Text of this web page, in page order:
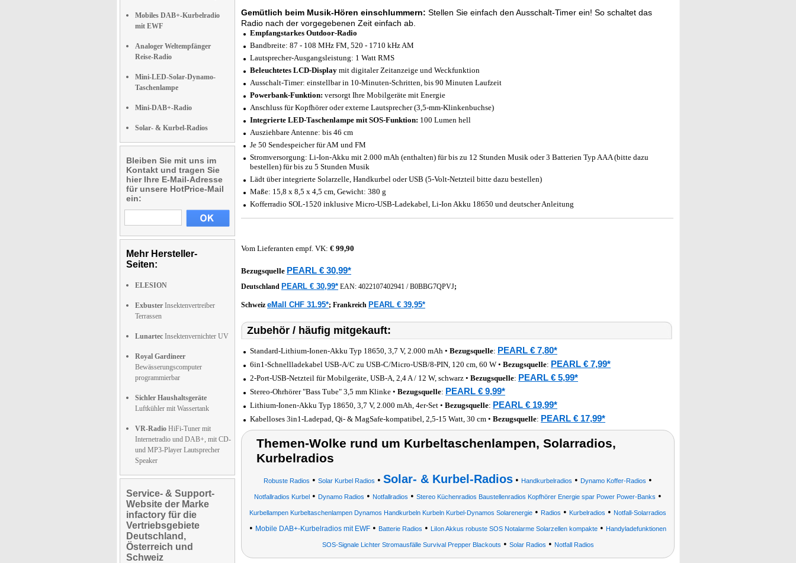
Mobiles DAB+-Kurbelradio
mit EWF
Analoger Weltempfänger
Reise-Radio
Mini-LED-Solar-Dynamo-
Taschenlampe
Mini-DAB+-Radio
Solar- & Kurbel-Radios
Bleiben Sie mit uns im
Kontakt und tragen Sie
hier Ihre E-Mail-Adresse
für unsere HotPrice-Mail
ein:
Mehr Hersteller-
Seiten:
ELESION
Exbuster Insektenvertreiber
Terrassen
Lunartec Insektenvernichter UV
Royal Gardineer
Bewässerungscomputer
programmierbar
Sichler Haushaltsgeräte
Luftkühler mit Wassertank
VR-Radio HiFi-Tuner mit
Internetradio und DAB+, mit CD-
und MP3-Player Lautsprecher
Speaker
Service- & Support-
Website der Marke
infactory für die
Vertriebsgebiete
Deutschland,
Österreich und
Schweiz
Gemütlich beim Musik-Hören einschlummern: Stellen Sie einfach den Ausschalt-Timer ein! So schaltet das
Radio nach der vorgegebenen Zeit einfach ab.
Empfangstarkes Outdoor-Radio
Bandbreite: 87 - 108 MHz FM, 520 - 1710 kHz AM
Lautsprecher-Ausgangsleistung: 1 Watt RMS
Beleuchtetes LCD-Display mit digitaler Zeitanzeige und Weckfunktion
Ausschalt-Timer: einstellbar in 10-Minuten-Schritten, bis 90 Minuten Laufzeit
Powerbank-Funktion: versorgt Ihre Mobilgeräte mit Energie
Anschluss für Kopfhörer oder externe Lautsprecher (3,5-mm-Klinkenbuchse)
Integrierte LED-Taschenlampe mit SOS-Funktion: 100 Lumen hell
Ausziehbare Antenne: bis 46 cm
Je 50 Sendespeicher für AM und FM
Stromversorgung: Li-Ion-Akku mit 2.000 mAh (enthalten) für bis zu 12 Stunden Musik oder 3 Batterien Typ AAA (bitte dazu
bestellen) für bis zu 5 Stunden Musik
Lädt über integrierte Solarzelle, Handkurbel oder USB (5-Volt-Netzteil bitte dazu bestellen)
Maße: 15,8 x 8,5 x 4,5 cm, Gewicht: 380 g
Kofferradio SOL-1520 inklusive Micro-USB-Ladekabel, Li-Ion Akku 18650 und deutscher Anleitung
Vom Lieferanten empf. VK: € 99,90
Bezugsquelle PEARL € 30,99*
Deutschland PEARL € 30,99* EAN: 4022107402941 /B0BBG7QPVJ;
Schweiz eMall CHF 31.95*; Frankreich PEARL € 39,95*
Zubehör / häufig mitgekauft:
Standard-Lithium-Ionen-Akku Typ 18650, 3,7 V, 2.000 mAh • Bezugsquelle: PEARL € 7,80*
6in1-Schnellladekabel USB-A/C zu USB-C/Micro-USB/8-PIN, 120 cm, 60 W • Bezugsquelle: PEARL € 7,99*
2-Port-USB-Netzteil für Mobilgeräte, USB-A, 2,4 A / 12 W, schwarz • Bezugsquelle: PEARL € 5,99*
Stereo-Ohrhörer "Bass Tube" 3,5 mm Klinke • Bezugsquelle: PEARL € 9,99*
Lithium-Ionen-Akku Typ 18650, 3,7 V, 2.000 mAh, 4er-Set • Bezugsquelle: PEARL € 19,99*
Kabelloses 3in1-Ladepad, Qi- & MagSafe-kompatibel, 2,5-15 Watt, 30 cm • Bezugsquelle: PEARL € 17,99*
Themen-Wolke rund um Kurbeltaschenlampen, Solarradios,
Kurbelradios
Robuste Radios • Solar Kurbel Radios • Solar- & Kurbel-Radios • Handkurbelradios • Dynamo Koffer-Radios •
Notfallradios Kurbel • Dynamo Radios • Notfallradios • Stereo Küchenradios Baustellenradios Kopfhörer Energie spar Power Power-Banks •
Kurbellampen Kurbeltaschenlampen Dynamos Handkurbeln Kurbeln Kurbel-Dynamos Solarenergie • Radios • Kurbelradios • Notfall-Solarradios
• Mobile DAB+-Kurbelradios mit EWF • Batterie Radios • LiIon Akkus robuste SOS Notalarme Solarzellen kompakte • Handyladefunktionen
SOS-Signale Lichter Stromausfälle Survival Prepper Blackouts • Solar Radios • Notfall Radios